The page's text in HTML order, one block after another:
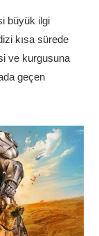
büyük ilgi
kısa sürede
ve kurgusuna
geçen